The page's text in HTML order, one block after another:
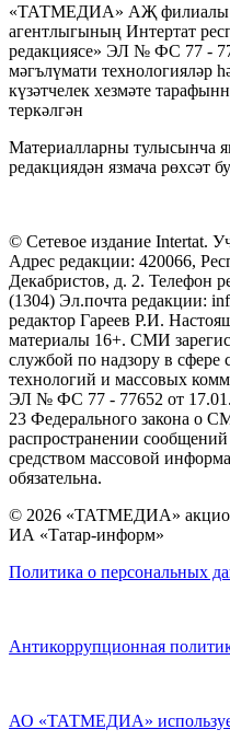
«ТАТМЕДИА» АҖ филиалы
агентлыгының Интертат
редакциясе» ЭЛ № ФС 77 -
мәгълүмати технологияләр
күзәтчелек хезмәте
теркәлгән
Материалларны тулысынча
редакциядән язмача рөхсәт
© Сетевое издание
Адрес редакции: 420066,
Декабристов, д. 2. Телефон
(1304) Эл.почта редакции:
редактор Гареев Р.И.
материалы 16+. СМИ
службой по надзору в
технологий и массовых
ЭЛ № ФС 77 - 77652 от
23 Федерального закона о
распространении
средством массовой
обязательна.
© 2026 «ТАТМЕДИА»
ИА «Татар-информ»
Политика о персональных
Антикоррупционная
АО «ТАТМЕДИА»